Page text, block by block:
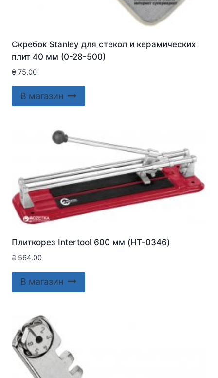
Скребок Stanley для стекол и керамических
плит 40 мм (0-28-500)
₴ 75.00
В магазин
Плиткорез Intertool 600 мм (HT-0346)
₴ 564.00
В магазин